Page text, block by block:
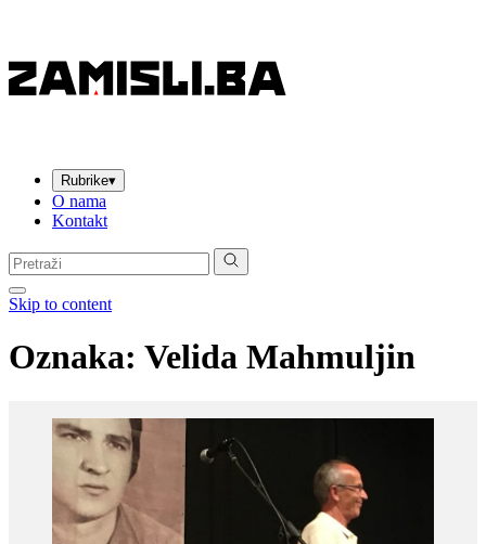
Rubrike▾
O nama
Kontakt
Pretraga:
Skip to content
Oznaka: Velida Mahmuljin